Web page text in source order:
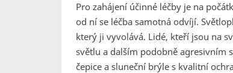
Pro zahájení účinné léčby je na
od ní se léčba samotná odvíjí.
který ji vyvolává. Lidé, kteří jsou na
světlu a dalším podobně agresivním
čepice a sluneční brýle s kvalitní